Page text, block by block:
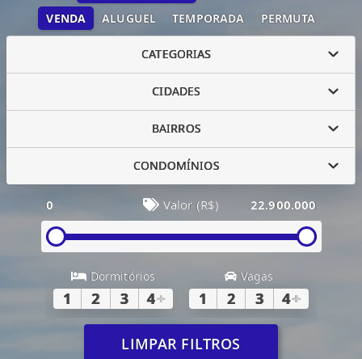
VENDA ALUGUEL TEMPORADA PERMUTA
CATEGORIAS
CIDADES
BAIRROS
CONDOMÍNIOS
0 Valor (R$) 22.900.000
Dormitórios
1 2 3 4+
Vagas
1 2 3 4+
LIMPAR FILTROS